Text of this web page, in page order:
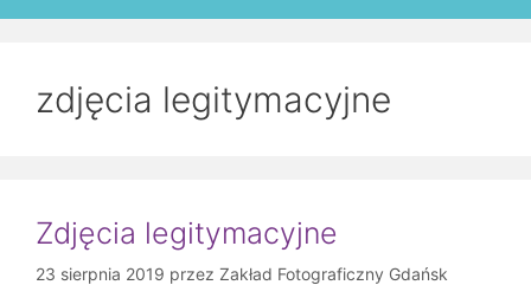
zdjęcia legitymacyjne
Zdjęcia legitymacyjne
23 sierpnia 2019 przez Zakład Fotograficzny Gdańsk